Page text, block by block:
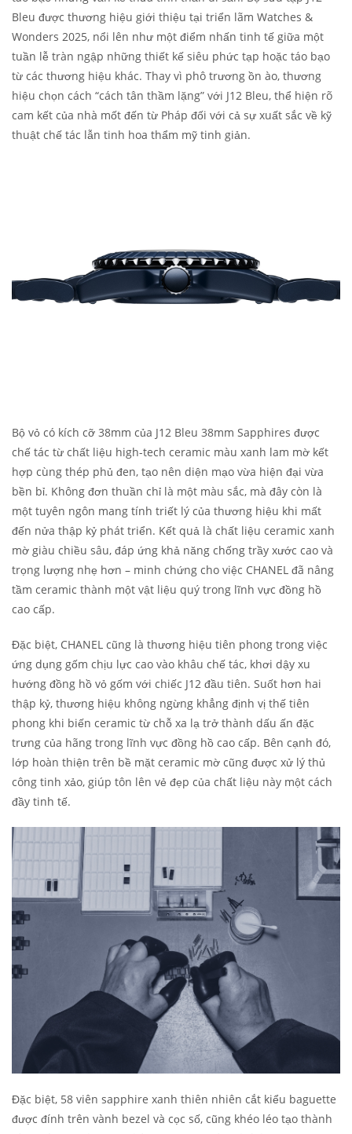
Bleu được thương hiệu giới thiệu tại triển lãm Watches &
Wonders 2025, nổi lên như một điểm nhấn tinh tế giữa một
tuần lễ tràn ngập những thiết kế siêu phức tạp hoặc táo bạo
từ các thương hiệu khác. Thay vì phô trương ồn ào, thương
hiệu chọn cách “cách tân thầm lặng” với J12 Bleu, thể hiện rõ
cam kết của nhà mốt đến từ Pháp đối với cả sự xuất sắc về kỹ
thuật chế tác lẫn tinh hoa thẩm mỹ tinh giản.
Bộ vỏ có kích cỡ 38mm của J12 Bleu 38mm Sapphires được
chế tác từ chất liệu high-tech ceramic màu xanh lam mờ kết
hợp cùng thép phủ đen, tạo nên diện mạo vừa hiện đại vừa
bền bỉ. Không đơn thuần chỉ là một màu sắc, mà đây còn là
một tuyên ngôn mang tính triết lý của thương hiệu khi mất
đến nửa thập kỷ phát triển. Kết quả là chất liệu ceramic xanh
mờ giàu chiều sâu, đáp ứng khả năng chống trầy xước cao và
trọng lượng nhẹ hơn – minh chứng cho việc CHANEL đã nâng
tầm ceramic thành một vật liệu quý trong lĩnh vực đồng hồ
cao cấp.
Đặc biệt, CHANEL cũng là thương hiệu tiên phong trong việc
ứng dụng gốm chịu lực cao vào khâu chế tác, khơi dậy xu
hướng đồng hồ vỏ gốm với chiếc J12 đầu tiên. Suốt hơn hai
thập kỷ, thương hiệu không ngừng khẳng định vị thế tiên
phong khi biến ceramic từ chỗ xa lạ trở thành dấu ấn đặc
trưng của hãng trong lĩnh vực đồng hồ cao cấp. Bên cạnh đó,
lớp hoàn thiện trên bề mặt ceramic mờ cũng được xử lý thủ
công tinh xảo, giúp tôn lên vẻ đẹp của chất liệu này một cách
đầy tinh tế.
Đặc biệt, 58 viên sapphire xanh thiên nhiên cắt kiểu baguette
được đính trên vành bezel và cọc số, cũng khéo léo tạo thành